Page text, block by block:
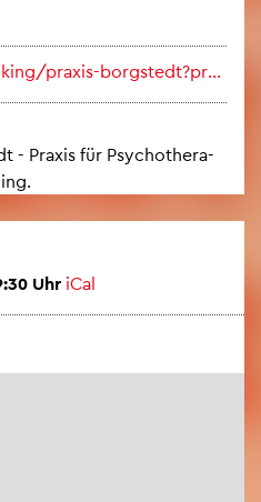
- Pra­xis für Psy­cho­the­ra­
Uhr iCal